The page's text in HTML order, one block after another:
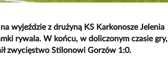
wyjeździe z drużyną KS Karkonosze Jelenia
rywala. W końcu, w doliczonym czasie gry,
zwycięstwo Stilonowi Gorzów 1:0.